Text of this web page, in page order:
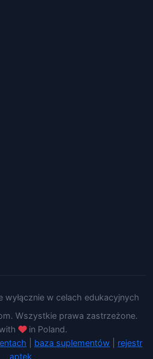
wyłącznie w celach edukacyjnych
Wszystkie prawa zastrzeżone.
in Poland.
baza suplementów
rejestr
aptek